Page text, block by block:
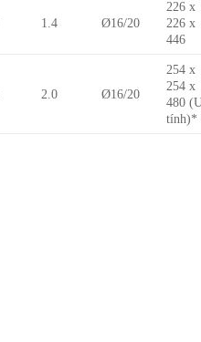
1.4 Ø16/20
226 x
226 x
446
2.0 Ø16/20
254 x
254 x
480
tính)*